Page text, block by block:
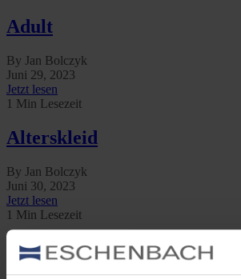
Adult
By Jan Bolczyk
Juni 29, 2023
Jetzt lesen
1 Min Lesezeit
Alterskleid
By Jan Bolczyk
Juni 30, 2023
Jetzt lesen
1 Min Lesezeit
Anlocken